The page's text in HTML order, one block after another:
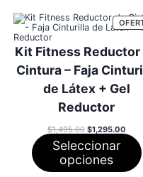
Kit Fitness Reductor
Cintura – Faja
de Látex + Gel
Reductor
$1,495.00 El
original
$1,495.00.
$1,295.00El
precio
actual
Seleccionar
opciones